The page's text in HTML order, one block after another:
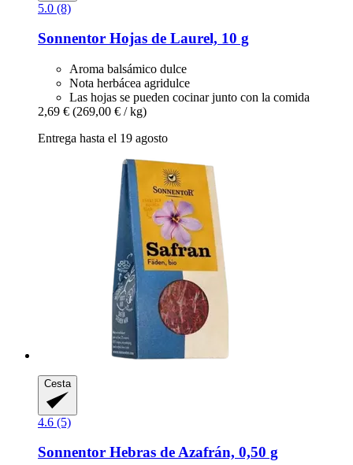
5.0 (8)
Sonnentor Hojas de Laurel, 10 g
Aroma balsámico dulce
Nota herbácea agridulce
Las hojas se pueden cocinar junto con la comida
2,69 € (269,00 € / kg)
Entrega hasta el 19 agosto
Cesta
4.6 (5)
Sonnentor Hebras de Azafrán, 0,50 g